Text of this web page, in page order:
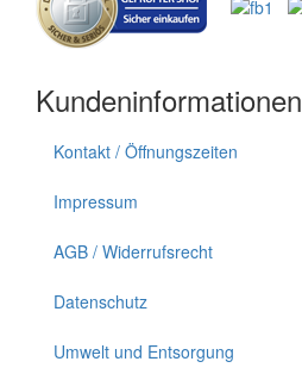
Kundeninformationen
Kontakt / Öffnungszeiten
Impressum
AGB / Widerrufsrecht
Datenschutz
Umwelt und Entsorgung